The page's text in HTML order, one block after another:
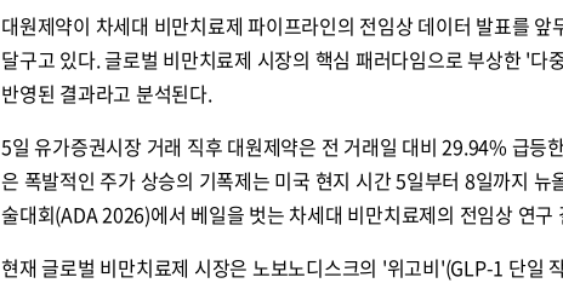
대원제약이 차세대 비만치료제 파이프라인의 전임상 데이터 발표를
달구고 있다. 글로벌 비만치료제 시장의 핵심 패러다임으로 부상한 '다
반영된 결과라고 분석된다.
5일 유가증권시장 거래 직후 대원제약은 전 거래일 대비 29.94% 급등
은 폭발적인 주가 상승의 기폭제는 미국 현지 시간 5일부터 8일까지
술대회(ADA 2026)에서 베일을 벗는 차세대 비만치료제의 전임상 연구
현재 글로벌 비만치료제 시장은 노보노디스크의 '위고비'(GLP-1 단일